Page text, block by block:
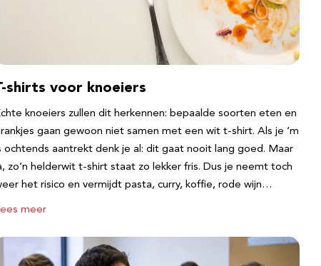
shirts voor knoeiers
knoeiers zullen dit herkennen: bepaalde soorten eten en
gaan gewoon niet samen met een wit t-shirt. Als je ‘m
ochtends aantrekt denk je al: dit gaat nooit lang goed. Maar
zo’n helderwit t-shirt staat zo lekker fris. Dus je neemt toch
het risico en vermijdt pasta, curry, koffie, rode wijn…
meer